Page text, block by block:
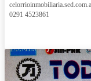
0291 4523861